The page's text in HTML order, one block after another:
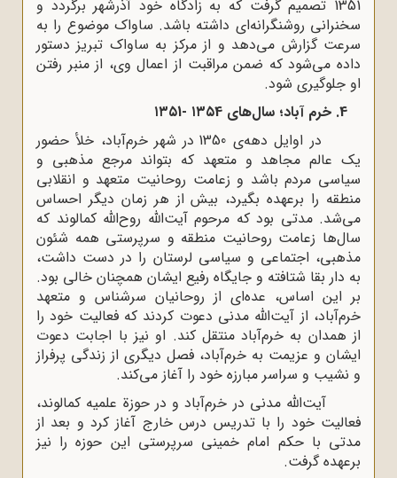
1351 تصمیم گرفت که به زادگاه خود آذرشهر برگردد و
سخنرانی روشنگرانه‌ای داشته باشد. ساواک موضوع را به
سرعت گزارش می‌دهد و از مرکز به ساواک تبریز دستور
داده می‌شود که ضمن مراقبت از اعمال وی، از منبر رفتن
او جلوگیری شود.
در اوایل دهه‌ی 1350 در شهر خرم‌آباد، خلأ حضور
یک عالم مجاهد و متعهد که بتواند مرجع مذهبی و
سیاسی مردم باشد و زعامت روحانیت متعهد و انقلابی
منطقه را برعهده بگیرد، بیش از هر زمان دیگر احساس
می‌شد. مدتی بود که مرحوم آیت‌الله روح‌الله کمالوند که
سال‌ها زعامت روحانیت منطقه و سرپرستی همه شئون
مذهبی، اجتماعی و سیاسی لرستان را در دست داشت،
به دار بقا شتافته و جایگاه رفیع ایشان همچنان خالی بود.
بر این اساس، عده‌ای از روحانیان سرشناس و متعهد
خرم‌آباد، از آیت‌الله مدنی دعوت کردند که فعالیت خود را
از همدان به خرم‌آباد منتقل کند. او نیز با اجابت دعوت
ایشان و عزیمت به خرم‌آباد، فصل دیگری از زندگی پرفراز
و نشیب و سراسر مبارزه خود را آغاز می‌‌کند.
آیت‌الله مدنی در خرم‌آباد و در حوزة علمیه کمالوند،
فعالیت خود را با تدریس درس خارج آغاز کرد و بعد از
مدتی با حکم امام خمینی سرپرستی این حوزه را نیز
برعهده گرفت.